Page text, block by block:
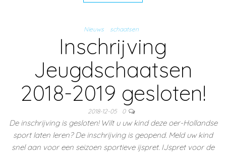
Nieuws schaatsen
Inschrijving
Jeugdschaatsen
2018-2019 gesloten!
2018-12-05 0
De inschrijving is gesloten! Wilt u uw kind deze oer-Hollandse
sport laten leren? De inschrijving is geopend. Meld uw kind
snel aan voor een seizoen sportieve ijspret. IJspret voor de